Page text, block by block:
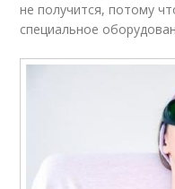
не получится, потому
специальное